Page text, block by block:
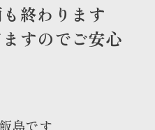
終わります
すのでご安心
島です